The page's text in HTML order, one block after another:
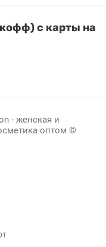
с карты на
- женская и
оптом ©